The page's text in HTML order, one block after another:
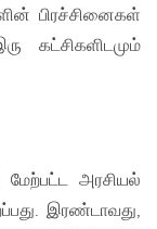
பிரச்சினைகள்
கட்சிகளிடமும்
அரசியல்
இரண்டாவது,